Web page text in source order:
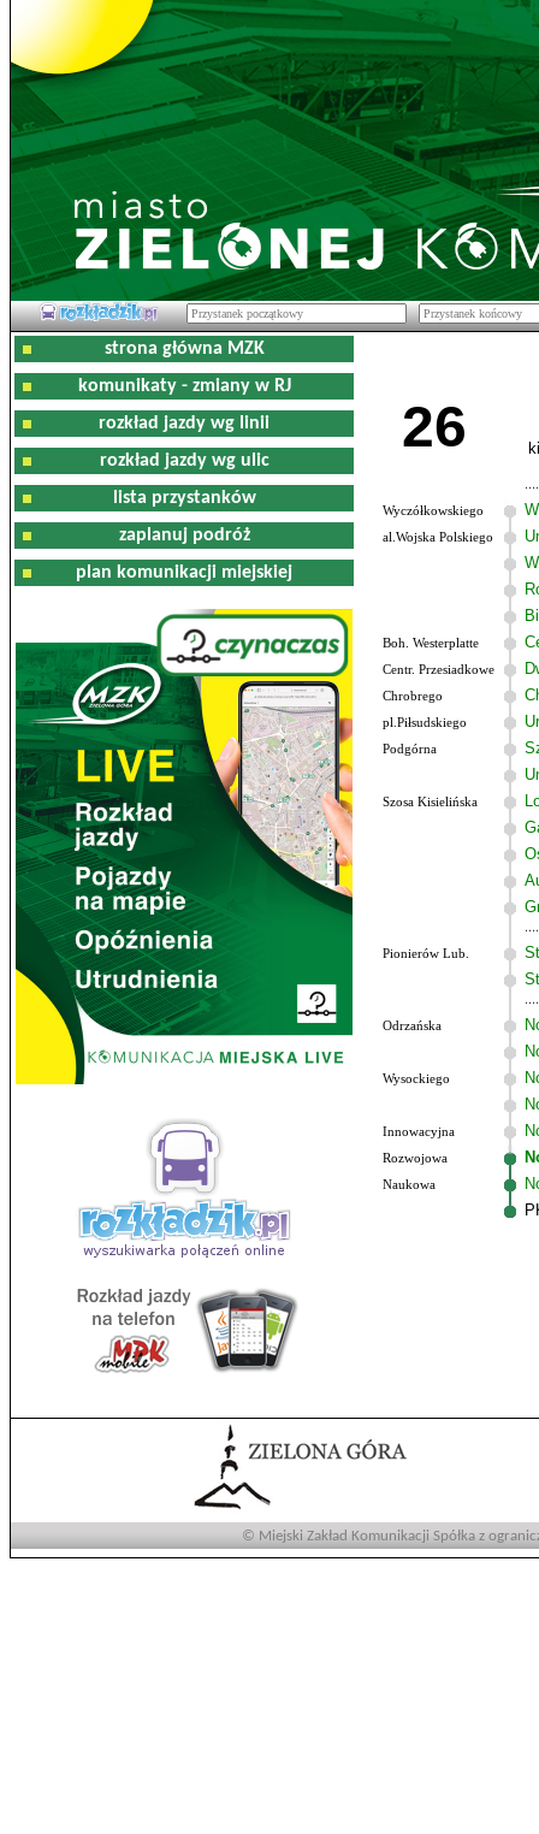
strona główna MZK
komunikaty - zmiany w RJ
rozkład jazdy wg linii
rozkład jazdy wg ulic
lista przystanków
zaplanuj podróż
plan komunikacji miejskiej
26
Wyczółkowskiego
al.Wojska Polskiego
Boh. Westerplatte
Centr. Przesiadkowe
Chrobrego
pl.Piłsudskiego
Podgórna
Szosa Kisielińska
Pionierów Lub.
Odrzańska
Wysockiego
Innowacyjna
Rozwojowa
Naukowa
© Miejski Zakład Komunikacji Spółka z